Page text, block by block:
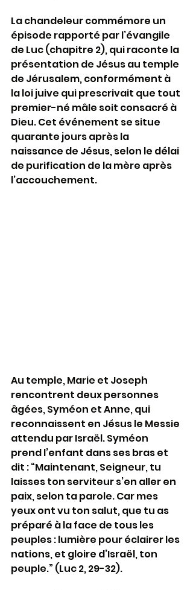
La chandeleur commémore un
épisode rapporté par l’évangile
de Luc (chapitre 2), qui raconte la
présentation de Jésus au temple
de Jérusalem, conformément à
la loi juive qui prescrivait que tout
premier-né mâle soit consacré à
Dieu. Cet événement se situe
quarante jours après la
naissance de Jésus, selon le délai
de purification de la mère après
l’accouchement.
Au temple, Marie et Joseph
rencontrent deux personnes
âgées, Syméon et Anne, qui
reconnaissent en Jésus le Messie
attendu par Israël. Syméon
prend l’enfant dans ses bras et
dit : “Maintenant, Seigneur, tu
laisses ton serviteur s’en aller en
paix, selon ta parole. Car mes
yeux ont vu ton salut, que tu as
préparé à la face de tous les
peuples : lumière pour éclairer les
nations, et gloire d’Israël, ton
peuple.” (Luc 2, 29-32).